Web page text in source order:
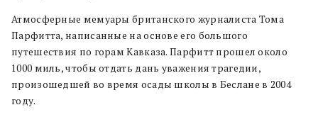
Атмосферные мемуары британского журналиста Тома
Парфитта, написанные на основе его большого
путешествия по горам Кавказа. Парфитт прошел около
1000 миль, чтобы отдать дань уважения трагедии,
произошедшей во время осады школы в Беслане в 2004
году.